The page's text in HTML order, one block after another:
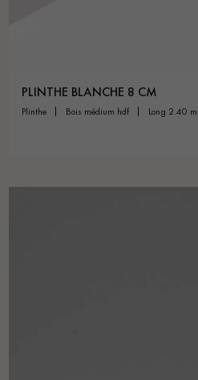
PLINTHE BLANCHE 8 CM
plinthe bois médium hdf long 2.40 m